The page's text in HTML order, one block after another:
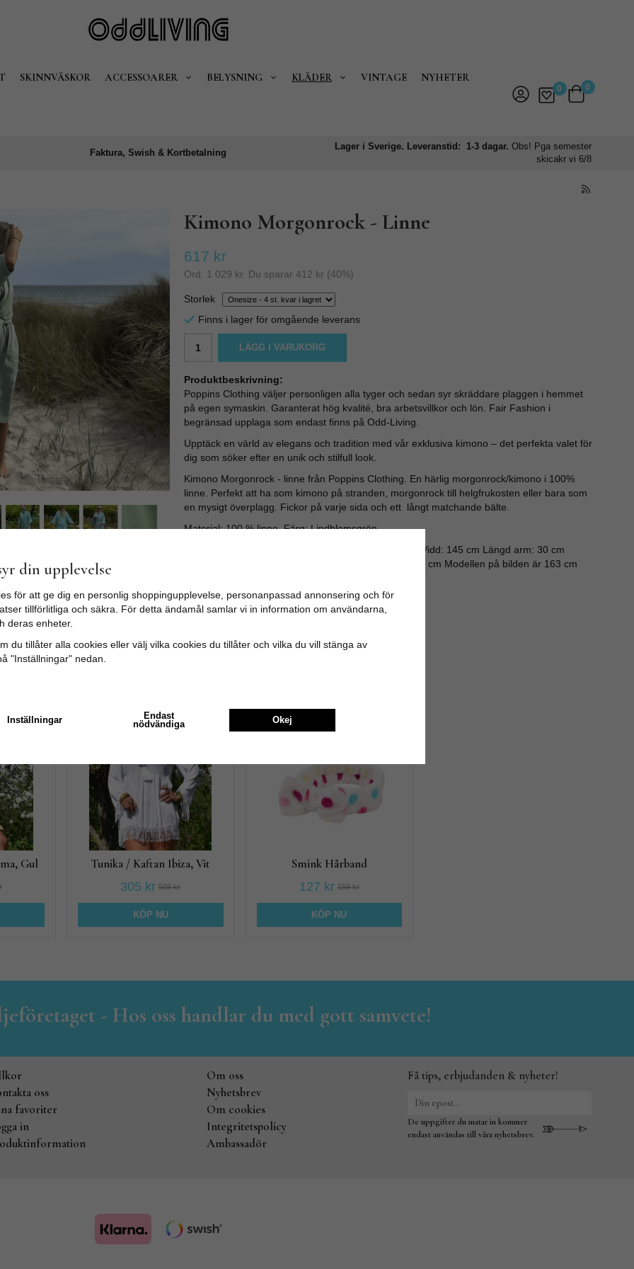
SKINNVÄSKOR ACCESSOARER BELYSNING KLÄDER VINTAGE NYHETER
0 0
Faktura, Swish & Kortbetalning
Lager i Sverige. Leveranstid: 1-3 dagar.Obs! Pga semester
skicakr vi 6/8
Kimono Morgonrock - Linne
617 kr
Ord. 1 029 kr. Du sparar 412 kr (40%)
Storlek
Finns i lager för omgående leverans
LÄGG I VARUKORG
Produktbeskrivning:
Poppins Clothing väljer personligen alla tyger och sedan syr skräddare plaggen i hemmet
på egen symaskin. Garanterat hög kvalité, bra arbetsvillkor och lön. Fair Fashion i
begränsad upplaga som endast finns på Odd-Living.
Upptäck en värld av elegans och tradition med vår exklusiva kimono – det perfekta valet för
dig som söker efter en unik och stilfull look.
Kimono Morgonrock - linne från Poppins Clothing. En härlig morgonrock/kimono i 100%
linne. Perfekt att ha som kimono på stranden, morgonrock till helgfrukosten eller bara som
en mysigt överplagg. Fickor på varje sida och ett långt matchande bälte.
Material: 100 % linne. Färg: Lindblomsgrön
Storlek: Längd från axel till nedersta kant är 125 cm. Vidd: 145 cm Längd arm: 30 cm
Bredd arm: 30 cm. Längd bälte 217 cm Bredd bälte: 9 cm Modellen på bilden är 163 cm
Gul Tunika / Kaftan Ibiza, Vit
305 kr 509 kr
KÖP NU
Smink Hårband
127 kr 159 kr
KÖP NU
- Hos oss handlar du med gott samvete!
oss
favoriter
in
Om oss
Nyhetsbrev
Om cookies
Integritetspolicy
Ambassadör
Få tips, erbjudanden & nyheter!
De uppgifter du matar in kommer
endast användas till våra nyhetsbrev.
din upplevelse
för att ge dig en personlig shoppingupplevelse, personanpassad annonsering och för
tillförlitliga och säkra. För detta ändamål samlar vi in information om användarna,
deras enheter.
du tillåter alla cookies eller välj vilka cookies du tillåter och vilka du vill stänga av
"Inställningar" nedan.
Inställningar
Endast
nödvändiga
Okej